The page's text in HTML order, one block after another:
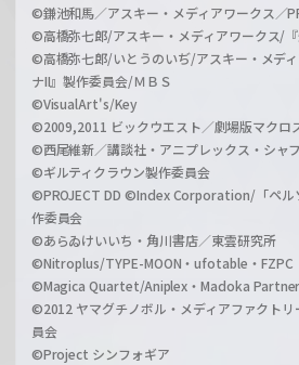
©鎌池和馬／アスキー・メディアワークス／
©高橋弥七郎/アスキー・メディアワークス/
©高橋弥七郎/いとうのいぢ/アスキー・メデ
ナII』製作委員会/ＭＢＳ
©VisualArt's/Key
©2009,2011 ビックウエスト／劇場版マクロ
©西尾維新／講談社・アニプレックス・シャ
©ギルティクラウン製作委員会
©PROJECT DD ©Index Corporation/「ペル
作委員会
©あらゐけいいち・角川書店／東雲研究所
©Nitroplus/TYPE-MOON・ufotable・FZPC
©Magica Quartet/Aniplex・Madoka
©2012 ヤマグチノボル・メディアファクト
員会
©Project シンフォギア